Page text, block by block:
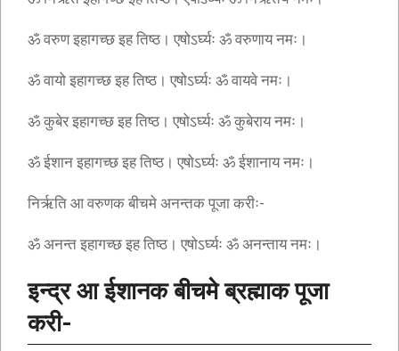
ॐ वरुण इहागच्छ इह तिष्ठ। एषोऽर्घ्यः ॐ वरुणाय नमः।
ॐ वायो इहागच्छ इह तिष्ठ। एषोऽर्घ्यः ॐ वायवे नमः।
ॐ कुबेर इहागच्छ इह तिष्ठ। एषोऽर्घ्यः ॐ कुबेराय नमः।
ॐ ईशान इहागच्छ इह तिष्ठ। एषोऽर्घ्यः ॐ ईशानाय नमः।
निर्ऋति आ वरुणक बीचमे अनन्तक पूजा करीः-
ॐ अनन्त इहागच्छ इह तिष्ठ। एषोऽर्घ्यः ॐ अनन्ताय नमः।
इन्द्र आ ईशानक बीचमे ब्रह्माक पूजा
करी-